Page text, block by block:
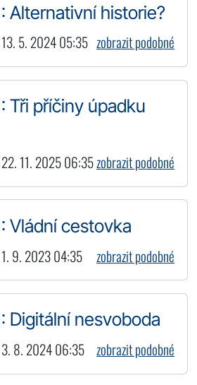
Alternativní historie?
5. 2024 05:35 zobrazit podobné
Tři příčiny úpadku
11. 2025 06:35zobrazit podobné
Vládní cestovka
9. 2023 04:35 zobrazit podobné
Digitální nesvoboda
3. 8. 2024 06:35 zobrazit podobné